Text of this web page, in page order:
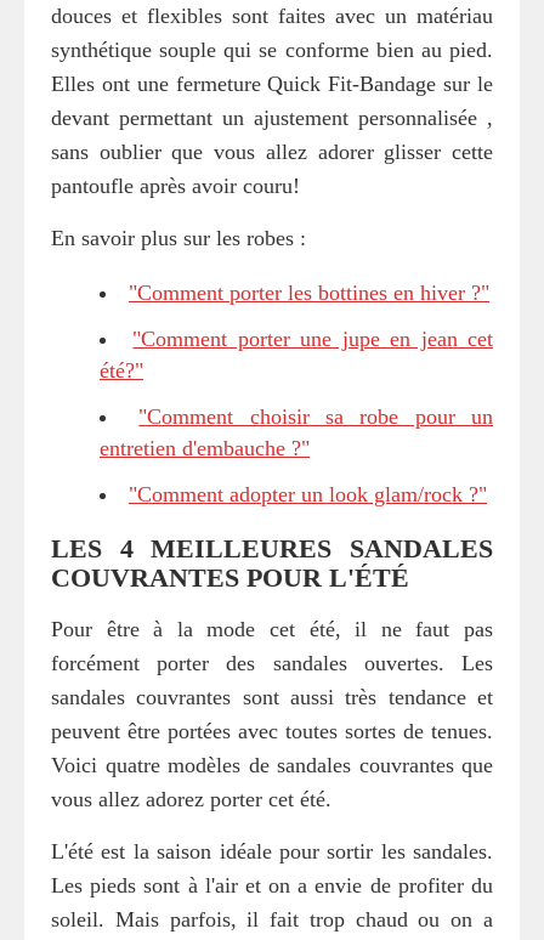
douces et flexibles sont faites avec un matériau
synthétique souple qui se conforme bien au pied.
Elles ont une fermeture Quick Fit-Bandage sur le
devant permettant un ajustement personnalisée ,
sans oublier que vous allez adorer glisser cette
pantoufle après avoir couru!
En savoir plus sur les robes :
"Comment porter les bottines en hiver ?"
"Comment porter une jupe en jean cet
été?"
"Comment choisir sa robe pour un
entretien d'embauche ?"
"Comment adopter un look glam/rock ?"
LES 4 MEILLEURES SANDALES
COUVRANTES POUR L'ÉTÉ
Pour être à la mode cet été, il ne faut pas
forcément porter des sandales ouvertes. Les
sandales couvrantes sont aussi très tendance et
peuvent être portées avec toutes sortes de tenues.
Voici quatre modèles de sandales couvrantes que
vous allez adorez porter cet été.
L'été est la saison idéale pour sortir les sandales.
Les pieds sont à l'air et on a envie de profiter du
soleil. Mais parfois, il fait trop chaud ou on a